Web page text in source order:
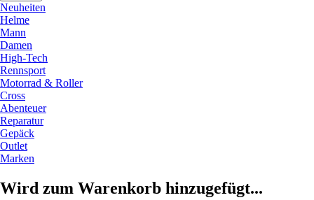
Neuheiten
Helme
Mann
Damen
High-Tech
Rennsport
Motorrad & Roller
Cross
Abenteuer
Reparatur
Gepäck
Outlet
Marken
Wird zum Warenkorb hinzugefügt...